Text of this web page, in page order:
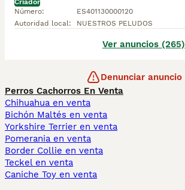
Criador
Número:
ES401130000120
Autoridad local: NUESTROS PELUDOS
Ver anuncios (265)
Denunciar anuncio
Perros Cachorros En Venta
Chihuahua en venta
Bichón Maltés en venta
Yorkshire Terrier en venta
Pomerania en venta
Border Collie en venta
Teckel en venta
Caniche Toy en venta